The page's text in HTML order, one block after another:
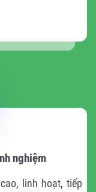
nghiệm
linh hoạt, tiếp